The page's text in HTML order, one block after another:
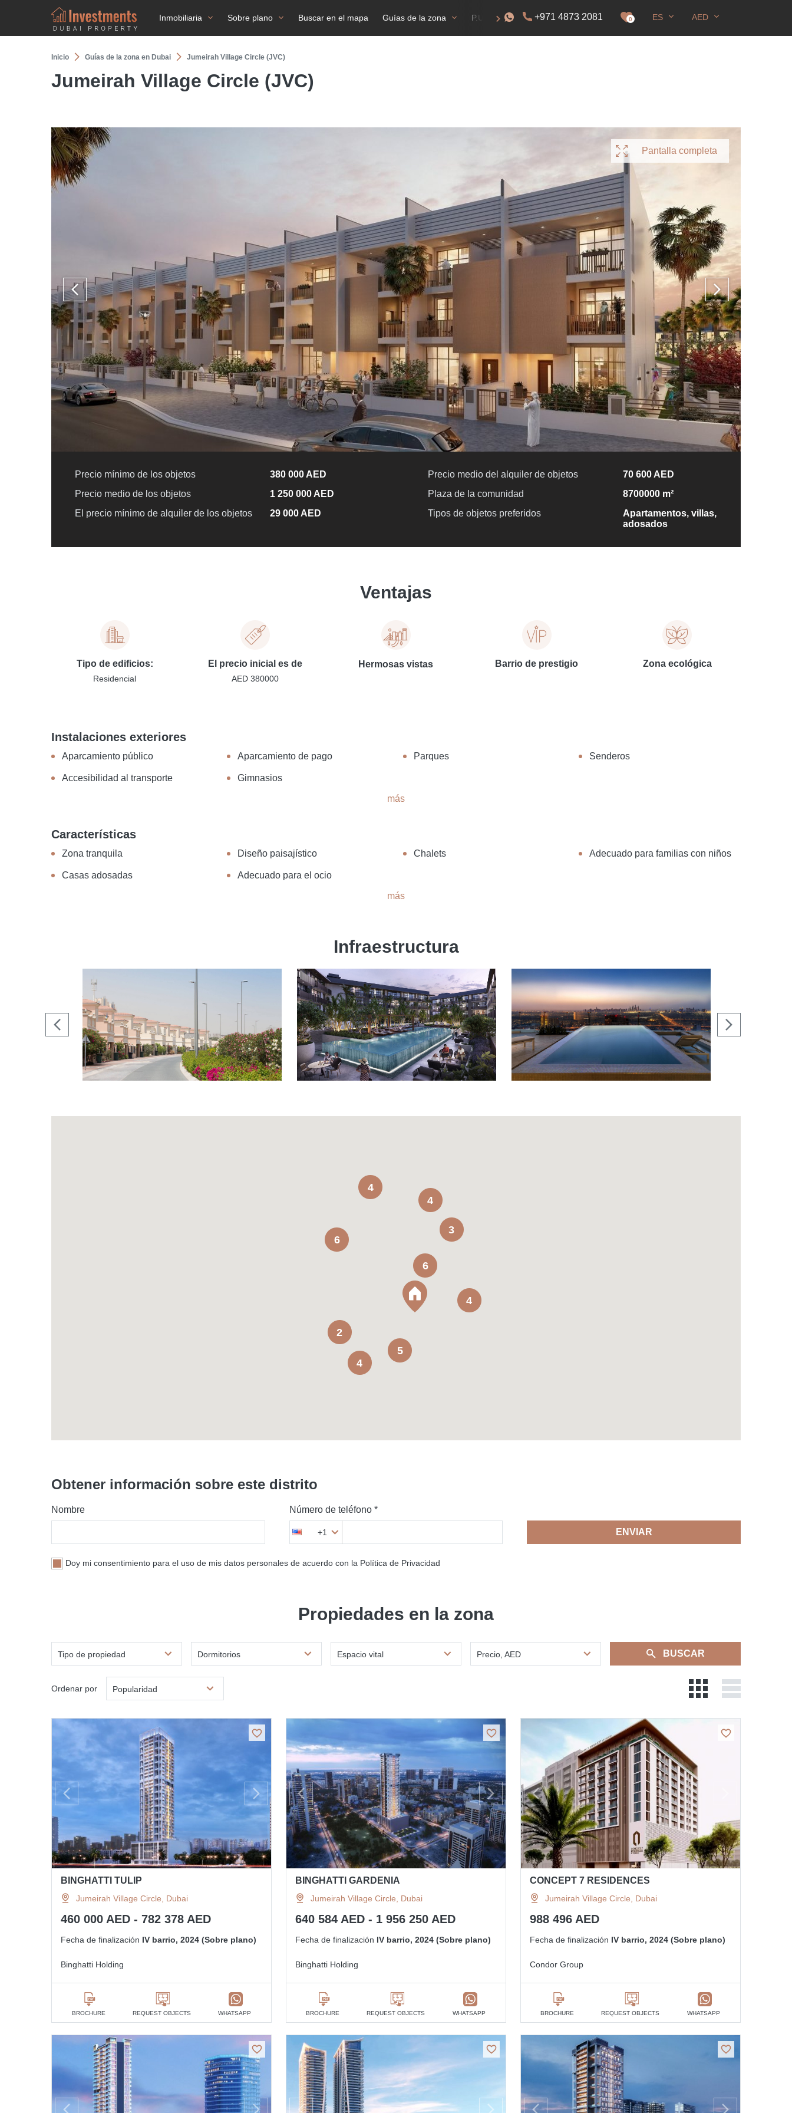
Inmobiliaria Sobre plano Buscar en el mapa Guías de la zona P.U.F NIE +971 4873 2081 0 ES AED
Inicio Guías de la zona en Dubai Jumeirah Village Circle (JVC)
Jumeirah Village Circle (JVC)
Pantalla completa
Precio mínimo de los objetos
380 000 AED
Precio medio de los objetos
1 250 000 AED
El precio mínimo de alquiler de los objetos
29 000 AED
Precio medio del alquiler de objetos
70 600 AED
Plaza de la comunidad
8700000 m²
Tipos de objetos preferidos
Apartamentos, villas,
adosados
Ventajas
Tipo de edificios:
Residencial
El precio inicial es de
AED 380000
Hermosas vistas Barrio de prestigio Zona ecológica
Instalaciones exteriores
Aparcamiento público Aparcamiento de pago Parques Senderos
Accesibilidad al transporte Gimnasios
más
Características
Zona tranquila Diseño paisajístico Chalets Adecuado para familias con niños
Casas adosadas Adecuado para el ocio
más
Infraestructura
6
4
5
4
6
3
4
4
2
Obtener información sobre este distrito
Nombre Número de teléfono *
+1 ENVIAR
Doy mi consentimiento para el uso de mis datos personales de acuerdo con la Política de Privacidad
Propiedades en la zona
Tipo de propiedad Dormitorios Espacio vital Precio, AED BUSCAR
Ordenar por Popularidad
BINGHATTI TULIP
Jumeirah Village Circle, Dubai
460 000 AED - 782 378 AED
Fecha de finalización IV barrio, 2024 (Sobre plano)
Binghatti Holding
BROCHURE REQUEST OBJECTS WHATSAPP
BINGHATTI GARDENIA
Jumeirah Village Circle, Dubai
640 584 AED - 1 956 250 AED
Fecha de finalización IV barrio, 2024 (Sobre plano)
Binghatti Holding
BROCHURE REQUEST OBJECTS WHATSAPP
CONCEPT 7 RESIDENCES
Jumeirah Village Circle, Dubai
988 496 AED
Fecha de finalización IV barrio, 2024 (Sobre plano)
Condor Group
BROCHURE REQUEST OBJECTS WHATSAPP